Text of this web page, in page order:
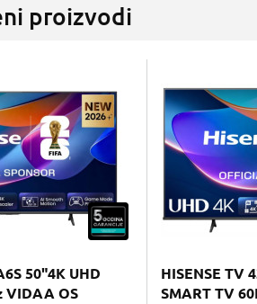
proizvodi
50"4K UHD
VIDAA OS
HISENSE TV
SMART TV